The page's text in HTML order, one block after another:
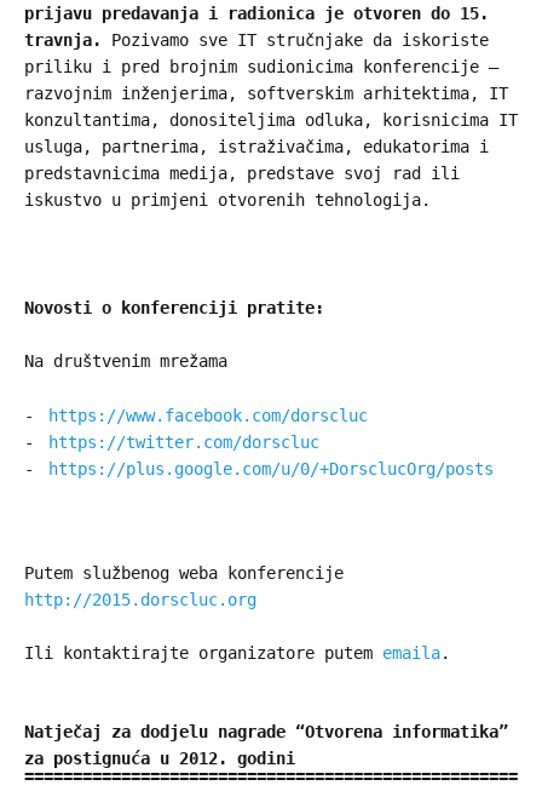
prijavu predavanja i radionica je otvoren do 15.
travnja.
Pozivamo sve IT stručnjake da iskoriste
priliku i pred brojnim sudionicima konferencije –
razvojnim inženjerima, softverskim arhitektima, IT
konzultantima, donositeljima odluka, korisnicima IT
usluga, partnerima, istraživačima, edukatorima i
predstavnicima medija, predstave svoj rad ili
iskustvo u primjeni otvorenih tehnologija.
Novosti o konferenciji pratite:
Na društvenim mrežama
https://www.facebook.com/dorscluc
https://twitter.com/dorscluc
https://plus.google.com/u/0/+DorsclucOrg/posts
Putem službenog weba konferencije
http://2015.dorscluc.org
Ili kontaktirajte organizatore putem emaila.
Natječaj za dodjelu nagrade “Otvorena informatika”
za postignuća u 2012. godini